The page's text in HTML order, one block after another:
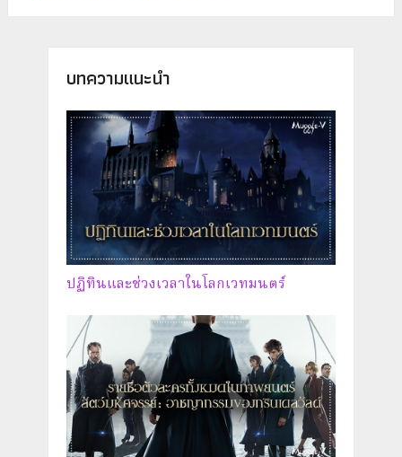
บทความแนะนำ
ปฏิทินและช่วงเวลาในโลกเวทมนตร์